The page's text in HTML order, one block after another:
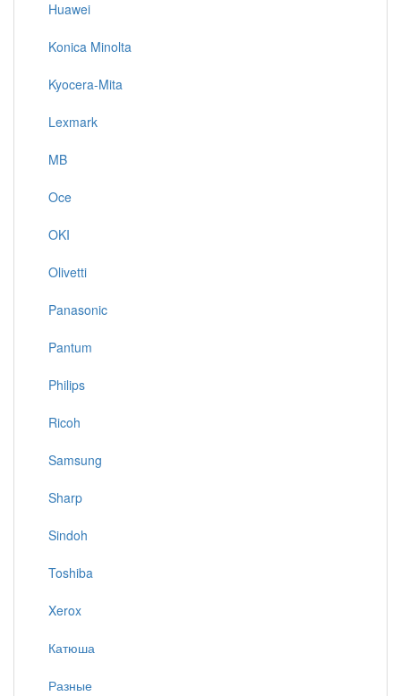
Huawei
Konica Minolta
Kyocera-Mita
Lexmark
MB
Oce
OKI
Olivetti
Panasonic
Pantum
Philips
Ricoh
Samsung
Sharp
Sindoh
Toshiba
Xerox
Катюша
Разные